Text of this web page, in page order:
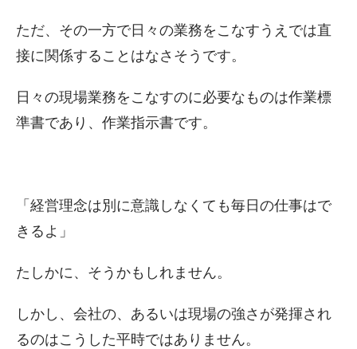
ただ、その一方で日々の業務をこなすうえでは直
接に関係することはなさそうです。
日々の現場業務をこなすのに必要なものは作業標
準書であり、作業指示書です。
「経営理念は別に意識しなくても毎日の仕事はで
きるよ」
たしかに、そうかもしれません。
しかし、会社の、あるいは現場の強さが発揮され
るのはこうした平時ではありません。